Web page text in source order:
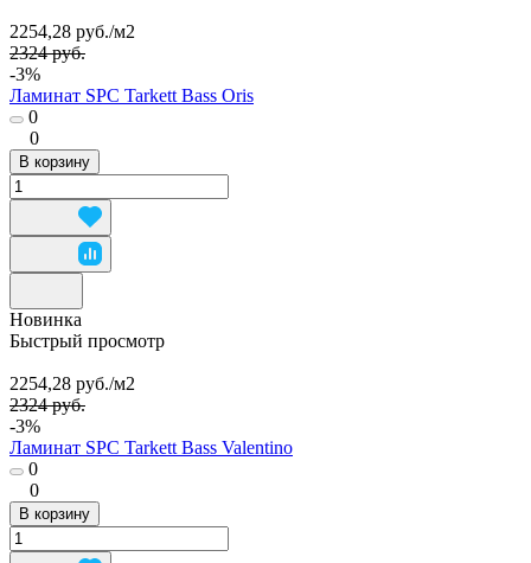
2254,28 руб./м2
2324 руб.
-3%
Ламинат SPC Tarkett Bass Oris
0
0
В корзину
Новинка
Быстрый просмотр
2254,28 руб./м2
2324 руб.
-3%
Ламинат SPC Tarkett Bass Valentino
0
0
В корзину